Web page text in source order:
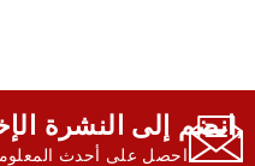
انضم إلى النشرة الإخبارية لدينا,
احصل على أحدث